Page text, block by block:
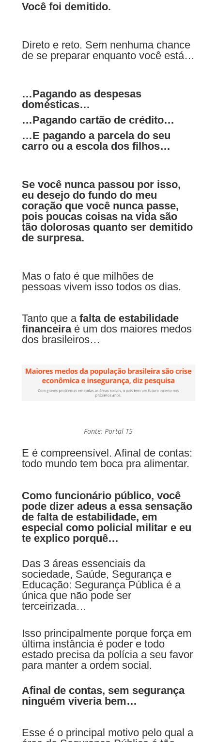
Você foi demitido.
Direto e reto. Sem nenhuma chance
de se preparar enquanto você está…
…Pagando as despesas
domésticas…
…Pagando cartão de crédito…
…E pagando a parcela do seu
carro ou a escola dos filhos…
Se você nunca passou por isso,
eu desejo do fundo do meu
coração que você nunca passe,
pois poucas coisas na vida são
tão dolorosas quanto ser demitido
de surpresa.
Mas o fato é que milhões de
pessoas vivem isso todos os dias.
Tanto que a falta de estabilidade
financeiraé um dos maiores medos
dos brasileiros…
Fonte: Portal T5
E é compreensível. Afinal de contas:
todo mundo tem boca pra alimentar.
Como funcionário público, você
pode dizer adeus a essa sensação
de falta de estabilidade, em
especial como policial militar e eu
te explico porquê…
Das 3 áreas essenciais da
sociedade, Saúde, Segurança e
Educação: Segurança Pública é a
única que não pode ser
terceirizada…
Isso principalmente porque força em
última instância é poder e todo
estado precisa da polícia a seu favor
para manter a ordem social.
Afinal de contas, sem segurança
ninguém viveria bem…
Esse é o principal motivo pelo qual a